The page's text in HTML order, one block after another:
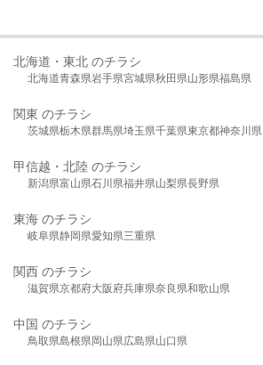
北海道・東北 のチラシ
北海道青森県岩手県宮城県秋田県山形県福島県
関東 のチラシ
茨城県栃木県群馬県埼玉県千葉県東京都神奈川県
甲信越・北陸 のチラシ
新潟県富山県石川県福井県山梨県長野県
東海 のチラシ
岐阜県静岡県愛知県三重県
関西 のチラシ
滋賀県京都府大阪府兵庫県奈良県和歌山県
中国 のチラシ
鳥取県島根県岡山県広島県山口県